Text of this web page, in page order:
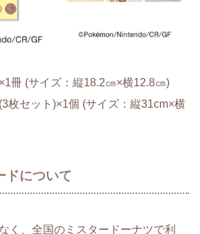
冊 (サイズ：縦18.2㎝×横12.8㎝)
枚セット)×1個 (サイズ：縦31cm×横
ドについて
く、全国のミスタードーナツで利